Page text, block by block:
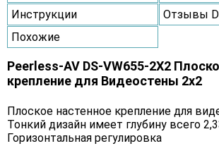
Инструкции
Отзывы
Похожие
Peerless-AV DS-VW655-2X2
крепление для Видеостены 2х2
Плоское настенное крепление для
Тонкий дизайн имеет глубину всего
Горизонтальная регулировка